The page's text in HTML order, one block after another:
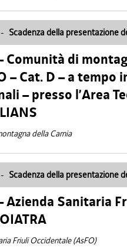
- Scadenza della presentazione
Comunità di
– Cat. D – a
– presso l’Area
della Carnia
- Scadenza della presentazione
Azienda Sanitaria
Friuli Occidentale (AsFO)